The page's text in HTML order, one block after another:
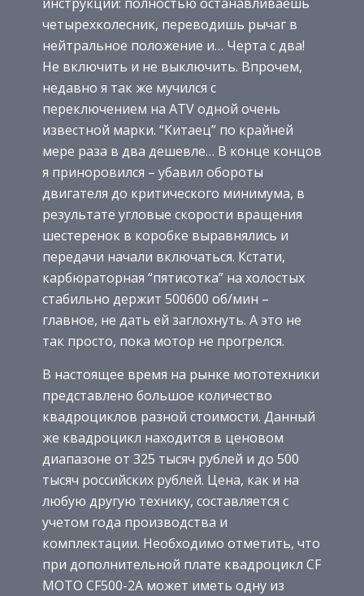
четырехколесник, переводишь рычаг в
нейтральное положение и… Черта с два!
Не включить и не выключить. Впрочем,
недавно я так же мучился с
переключением на АТV одной очень
известной марки. “Китаец” по крайней
мере раза в два дешевле… В конце концов
я приноровился – убавил обороты
двигателя до критического минимума, в
результате угловые скорости вращения
шестеренок в коробке выравнялись и
передачи начали включаться. Кстати,
карбюраторная “пятисотка” на холостых
стабильно держит 500600 об/мин –
главное, не дать ей заглохнуть. А это не
так просто, пока мотор не прогрелся.
В настоящее время на рынке мототехники
представлено большое количество
квадроциклов разной стоимости. Данный
же квадроцикл находится в ценовом
диапазоне от 325 тысяч рублей и до 500
тысяч российских рублей. Цена, как и на
любую другую технику, составляется с
учетом года производства и
комплектации. Необходимо отметить, что
при дополнительной плате квадроцикл CF
MOTO CF500-2A может иметь одну из